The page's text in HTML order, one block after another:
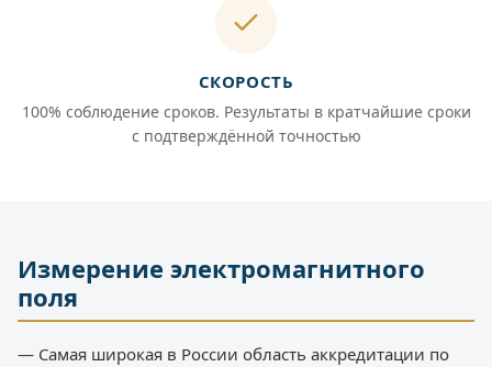
СКОРОСТЬ
100% соблюдение сроков. Результаты в кратчайшие сроки
с подтверждённой точностью
Измерение электромагнитного
поля
— Самая широкая в России область аккредитации по